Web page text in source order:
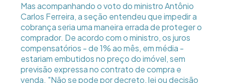
Mas acompanhando o voto do ministro Antônio
Carlos Ferreira, a seção entendeu que impedir a
cobrança seria uma maneira errada de proteger o
comprador. De acordo com o ministro, os juros
compensatórios - de 1% ao mês, em média -
estariam embutidos no preço do imóvel, sem
previsão expressa no contrato de compra e
venda. "Não se pode por decreto, lei ou decisão